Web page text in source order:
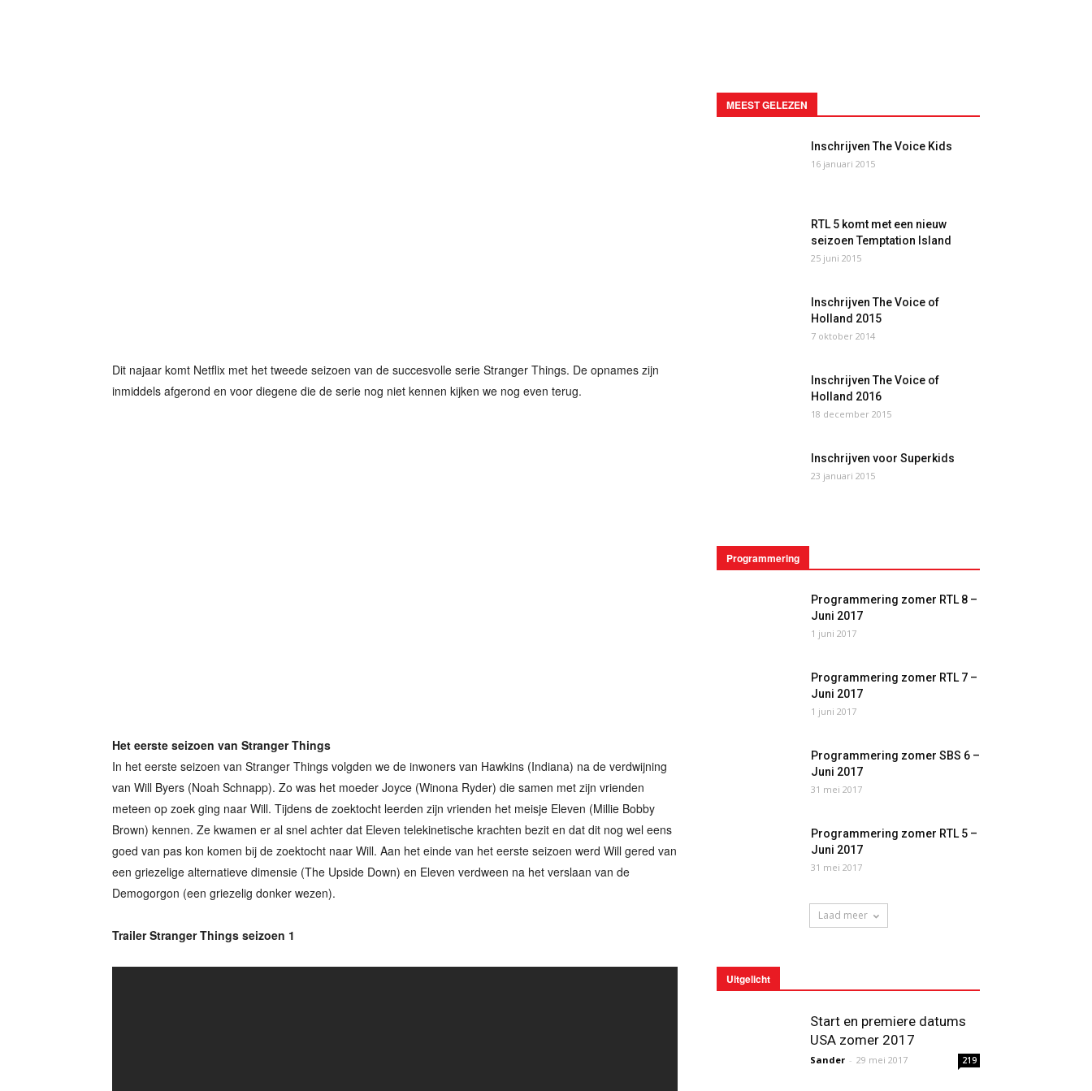
Dit najaar komt Netflix met het tweede seizoen van de succesvolle serie Stranger Things. De opnames zijn
inmiddels afgerond en voor diegene die de serie nog niet kennen kijken we nog even terug.
Het eerste seizoen van Stranger Things
In het eerste seizoen van Stranger Things volgden we de inwoners van Hawkins (Indiana) na de verdwijning
van Will Byers (Noah Schnapp). Zo was het moeder Joyce (Winona Ryder) die samen met zijn vrienden
meteen op zoek ging naar Will. Tijdens de zoektocht leerden zijn vrienden het meisje Eleven (Millie Bobby
Brown) kennen. Ze kwamen er al snel achter dat Eleven telekinetische krachten bezit en dat dit nog wel eens
goed van pas kon komen bij de zoektocht naar Will. Aan het einde van het eerste seizoen werd Will gered van
een griezelige alternatieve dimensie (The Upside Down) en Eleven verdween na het verslaan van de
Demogorgon (een griezelig donker wezen).
Trailer Stranger Things seizoen 1
MEEST GELEZEN
Inschrijven The Voice Kids
16 januari 2015
RTL 5 komt met een nieuw
seizoen Temptation Island
25 juni 2015
Inschrijven The Voice of
Holland 2015
7 oktober 2014
Inschrijven The Voice of
Holland 2016
18 december 2015
Inschrijven voor Superkids
23 januari 2015
Programmering
Programmering zomer RTL 8 –
Juni 2017
1 juni 2017
Programmering zomer RTL 7 –
Juni 2017
1 juni 2017
Programmering zomer SBS 6 –
Juni 2017
31 mei 2017
Programmering zomer RTL 5 –
Juni 2017
31 mei 2017
Laad meer
Uitgelicht
Start en premiere datums
USA zomer 2017
Sander - 29 mei 2017 219